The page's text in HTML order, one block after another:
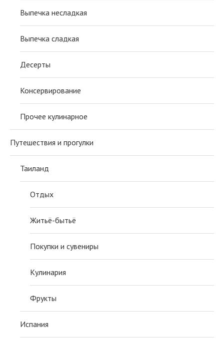
Выпечка несладкая
Выпечка сладкая
Десерты
Консервирование
Прочее кулинарное
Путешествия и прогулки
Таиланд
Отдых
Житьё-бытьё
Покупки и сувениры
Кулинария
Фрукты
Испания